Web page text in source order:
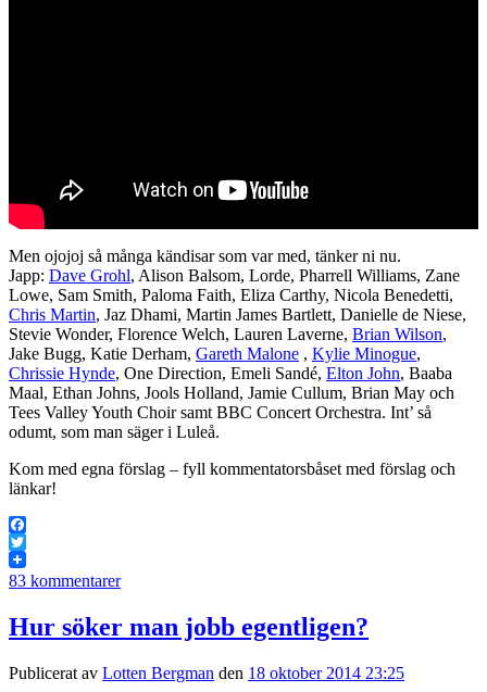
Men ojojoj så många kändisar som var med, tänker ni nu.
Japp: Dave Grohl, Alison Balsom, Lorde, Pharrell Williams, Zane
Lowe, Sam Smith, Paloma Faith, Eliza Carthy, Nicola Benedetti,
Chris Martin, Jaz Dhami, Martin James Bartlett, Danielle de Niese,
Stevie Wonder, Florence Welch, Lauren Laverne, Brian Wilson,
Jake Bugg, Katie Derham, Gareth Malone , Kylie Minogue,
Chrissie Hynde, One Direction, Emeli Sandé, Elton John, Baaba
Maal, Ethan Johns, Jools Holland, Jamie Cullum, Brian May och
Tees Valley Youth Choir samt BBC Concert Orchestra. Int’ så
odumt, som man säger i Luleå.
Kom med egna förslag – fyll kommentatorsbåset med förslag och
länkar!
Facebook
Twitter
83 kommentarer
Hur söker man jobb egentligen?
Publicerat av Lotten Bergman den 18 oktober 2014 23:25